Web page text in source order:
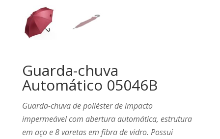
Guarda-chuva
Automático 05046B
Guarda-chuva de poliéster de impacto
impermeável com abertura automática, estrutura
em aço e 8 varetas em fibra de vidro. Possui